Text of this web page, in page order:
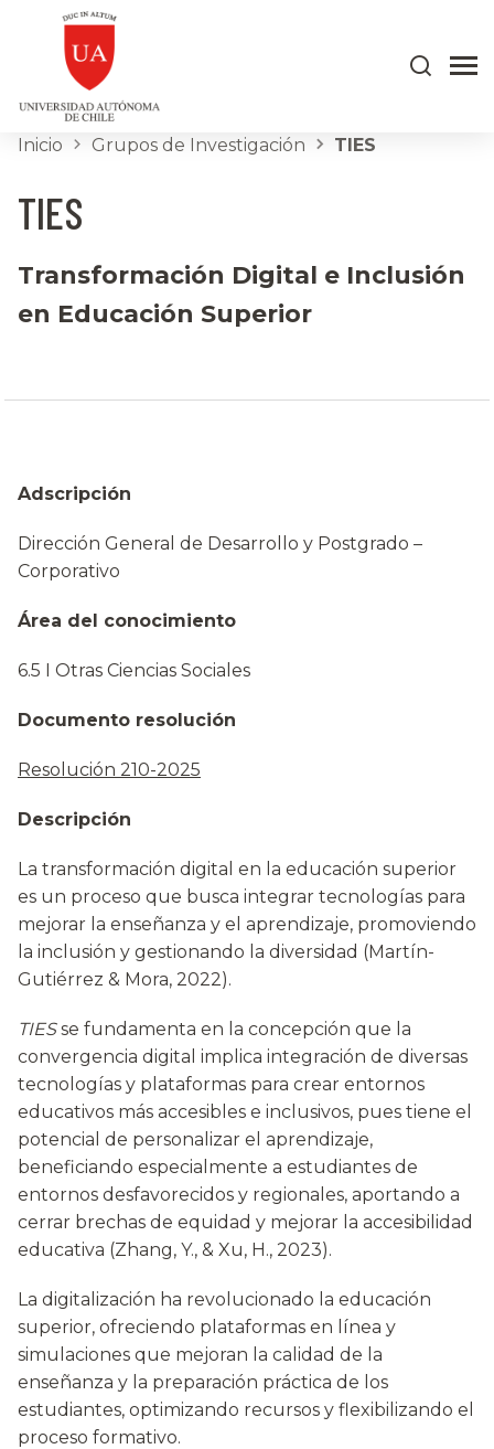
Inicio Grupos de Investigación TIES
TIES
Transformación Digital e Inclusión
en Educación Superior
Adscripción
Dirección General de Desarrollo y Postgrado –
Corporativo
Área del conocimiento
6.5 I Otras Ciencias Sociales
Documento resolución
Resolución 210-2025
Descripción
La transformación digital en la educación superior
es un proceso que busca integrar tecnologías para
mejorar la enseñanza y el aprendizaje, promoviendo
la inclusión y gestionando la diversidad (Martín-
Gutiérrez & Mora, 2022).
TIESse fundamenta en la concepción que la
convergencia digital implica integración de diversas
tecnologías y plataformas para crear entornos
educativos más accesibles e inclusivos, pues tiene el
potencial de personalizar el aprendizaje,
beneficiando especialmente a estudiantes de
entornos desfavorecidos y regionales, aportando a
cerrar brechas de equidad y mejorar la accesibilidad
educativa (Zhang, Y., & Xu, H., 2023).
La digitalización ha revolucionado la educación
superior, ofreciendo plataformas en línea y
simulaciones que mejoran la calidad de la
enseñanza y la preparación práctica de los
estudiantes, optimizando recursos y flexibilizando el
proceso formativo.